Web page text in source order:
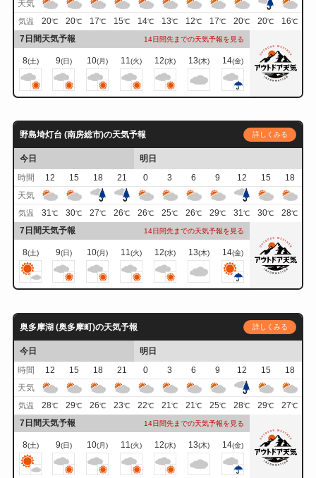
天気
気温 20℃ 20℃ 17℃ 15℃ 14℃ 13℃ 12℃ 17℃ 20℃ 20℃ 16℃
7日間天気予報 14日間先までの天気予報を見る
8(土) 9(日) 10(月) 11(火) 12(水) 13(木) 14(金)
野島埼灯台 (南房総市)の天気予報 詳しくみる
今日
明日
時間
12 15 18 21 0 3 6 9 12 15
18
天気
気温 31℃ 30℃ 27℃ 26℃ 26℃ 25℃ 26℃ 29℃ 31℃ 30℃ 28℃
7日間天気予報 14日間先までの天気予報を見る
8(土) 9(日) 10(月) 11(火) 12(水) 13(木) 14(金)
奥多摩湖 (奥多摩町)の天気予報 詳しくみる
今日
明日
時間
12 15 18 21 0 3 6 9 12 15
18
天気
気温 28℃ 29℃ 26℃ 23℃ 22℃ 21℃ 21℃ 25℃ 28℃ 29℃ 27℃
7日間天気予報 14日間先までの天気予報を見る
8(土) 9(日) 10(月) 11 (火) 12(水) 13(木) 14(金)